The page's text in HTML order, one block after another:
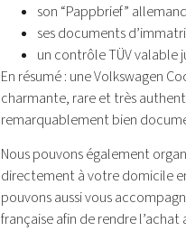
son “Pappbrief”
ses documents
un contrôle TÜV valable
En résumé : une Volkswagen
charmante, rare et très
remarquablement bien
Nous pouvons également
directement à votre domicile
pouvons aussi vous
française afin de rendre